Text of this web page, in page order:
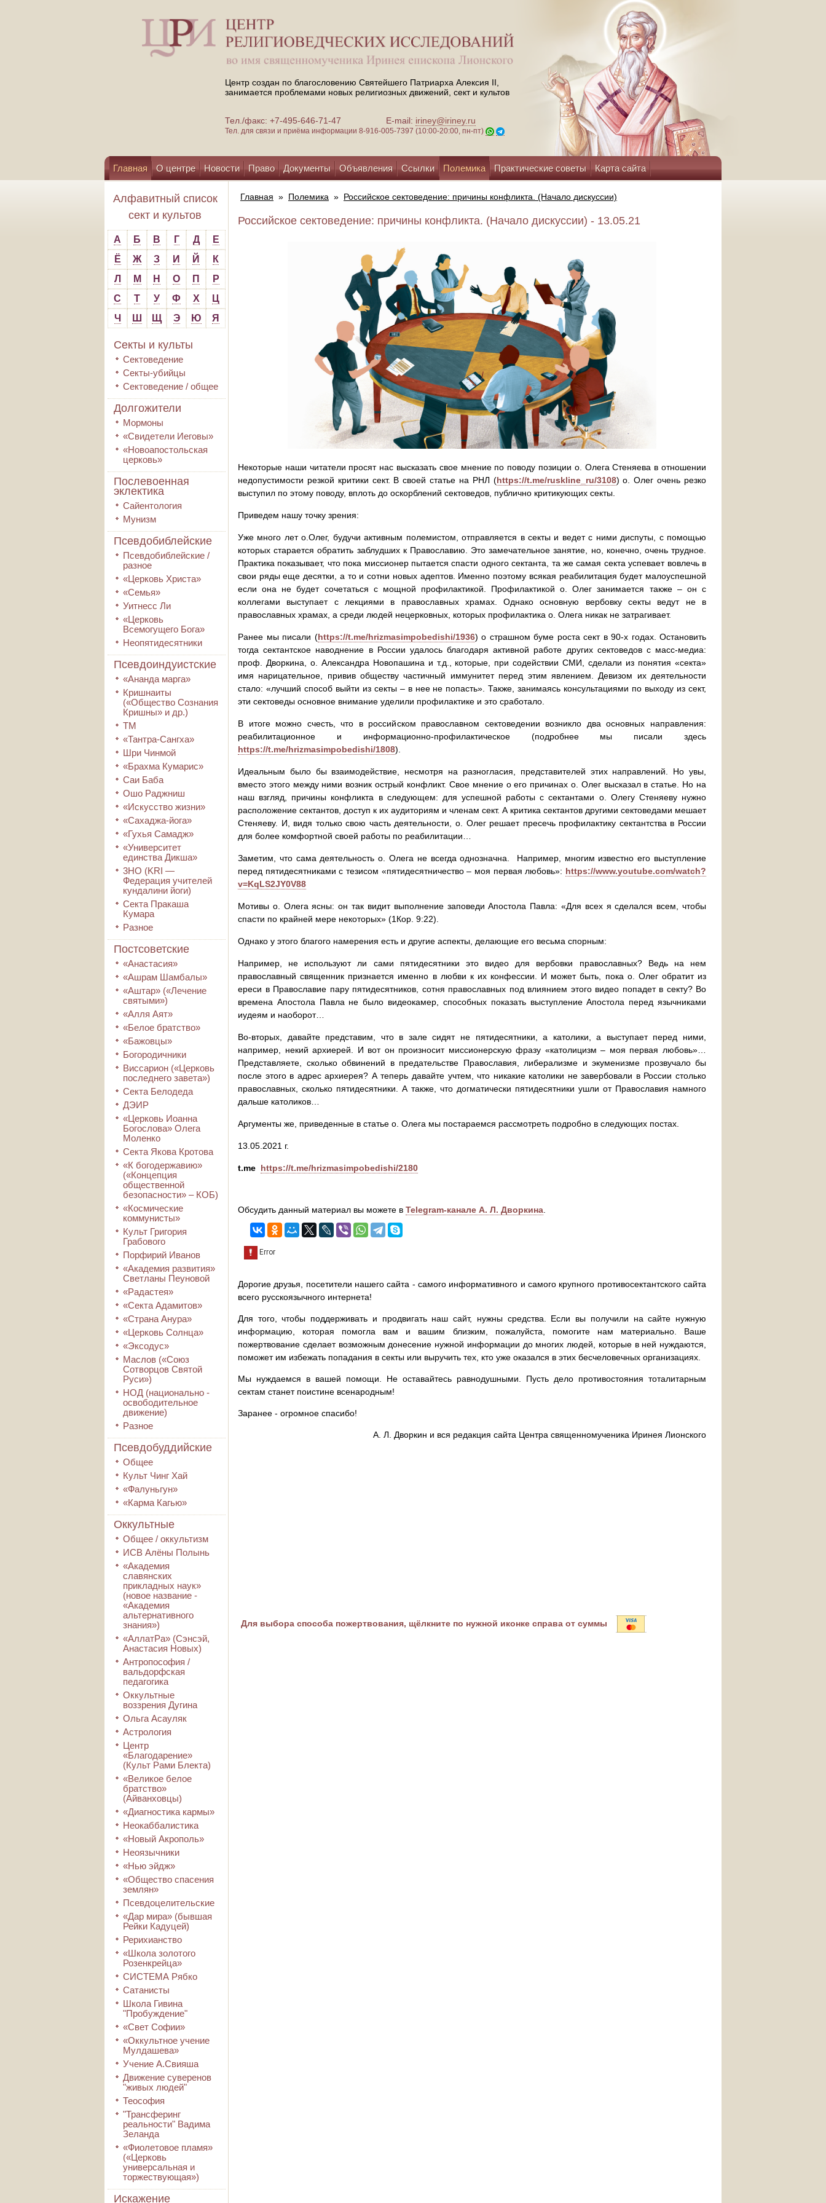
Центр создан по благословению Святейшего Патриарха Алексия II,
занимается проблемами новых религиозных движений, сект и культов
Тел./факс: +7-495-646-71-47 E-mail: iriney@iriney.ru
Тел. для связи и приёма информации 8-916-005-7397 (10:00-20:00, пн-пт)
Главная О центре Новости Право Документы Объявления Ссылки Полемика Практические советы Карта сайта
Помощь центру
Алфавитный список
сект и культов
А Б В Г Д
Е
Ё
Ж З И Й
К
Л
М Н О П
Р
С
Т У Ф Х
Ц
Ч
Ш Щ Э Ю Я
Секты и культы
Сектоведение
Секты-убийцы
Сектоведение / общее
Долгожители
Мормоны
«Свидетели Иеговы»
«Новоапостольская
церковь»
Послевоенная
эклектика
Сайентология
Мунизм
Псевдобиблейские
Псевдобиблейские /
разное
«Церковь Христа»
«Семья»
Уитнесс Ли
«Церковь
Всемогущего Бога»
Неопятидесятники
Псевдоиндуистские
«Ананда марга»
Кришнаиты
(«Общество Сознания
Кришны» и др.)
ТМ
«Тантра-Сангха»
Шри Чинмой
«Брахма Кумарис»
Саи Баба
Ошо Раджниш
«Искусство жизни»
«Сахаджа-йога»
«Гухья Самадж»
«Университет
единства Дикша»
3HO (KRI ―
Федерация учителей
кундалини йоги)
Секта Пракаша
Кумара
Разное
Постсоветские
«Анастасия»
«Ашрам Шамбалы»
«Аштар» («Лечение
святыми»)
«Алля Аят»
«Белое братство»
«Бажовцы»
Богородичники
Виссарион («Церковь
последнего завета»)
Секта Белодеда
ДЭИР
«Церковь Иоанна
Богослова» Олега
Моленко
Секта Якова Кротова
«К богодержавию»
(«Концепция
общественной
безопасности» – КОБ)
«Космические
коммунисты»
Культ Григория
Грабового
Порфирий Иванов
«Академия развития»
Светланы Пеуновой
«Радастея»
«Секта Адамитов»
«Страна Анура»
«Церковь Солнца»
«Эксодус»
Маслов («Союз
Сотворцов Святой
Руси»)
НОД (национально -
освободительное
движение)
Разное
Псевдобуддийские
Общее
Культ Чинг Хай
«Фалуньгун»
«Карма Кагью»
Оккультные
Общее / оккультизм
ИСВ Алёны Полынь
«Академия
славянских
прикладных наук»
(новое название -
«Академия
альтернативного
знания»)
«АллатРа» (Сэнсэй,
Анастасия Новых)
Антропософия /
вальдорфская
педагогика
Оккультные
воззрения Дугина
Ольга Асауляк
Астрология
Центр
«Благодарение»
(Культ Рами Блекта)
«Великое белое
братство»
(Айванховцы)
«Диагностика кармы»
Неокаббалистика
«Новый Акрополь»
Неоязычники
«Нью эйдж»
«Общество спасения
землян»
Псевдоцелительские
«Дар мира» (бывшая
Рейки Кадуцей)
Рерихианство
«Школа золотого
Розенкрейца»
СИСТЕМА Рябко
Сатанисты
Школа Гивина
"Пробуждение"
«Свет Софии»
«Оккультное учение
Мулдашева»
Учение А.Свияша
Движение суверенов
"живых людей"
Теософия
"Трансферинг
реальности" Вадима
Зеланда
«Фиолетовое пламя»
(«Церковь
универсальная и
торжествующая»)
Искажение
Главная » Полемика » Российское сектоведение: причины конфликта. (Начало дискуссии)
Российское сектоведение: причины конфликта. (Начало дискуссии) - 13.05.21
Некоторые наши читатели просят нас высказать свое мнение по поводу позиции о. Олега Стеняева в отношении
недопустимости резкой критики сект. В своей статье на РНЛ (https://t.me/ruskline_ru/3108) о. Олег очень резко
выступил по этому поводу, вплоть до оскорблений сектоведов, публично критикующих секты.
Приведем нашу точку зрения:
Уже много лет о.Олег, будучи активным полемистом, отправляется в секты и ведет с ними диспуты, с помощью
которых старается обратить заблудших к Православию. Это замечательное занятие, но, конечно, очень трудное.
Практика показывает, что пока миссионер пытается спасти одного сектанта, та же самая секта успевает вовлечь в
свои ряды еще десятки, а то и сотни новых адептов. Именно поэтому всякая реабилитация будет малоуспешной
если она не будет сочетаться с мощной профилактикой. Профилактикой о. Олег занимается также – он с
коллегами выступает с лекциями в православных храмах. Однако основную вербовку секты ведут не в
православных храмах, а среди людей нецерковных, которых профилактика о. Олега никак не затрагивает.
Ранее мы писали (https://t.me/hrizmasimpobedishi/1936) о страшном буме роста сект в 90-х годах. Остановить
тогда сектантское наводнение в России удалось благодаря активной работе других сектоведов с масс-медиа:
проф. Дворкина, о. Александра Новопашина и т.д., которые, при содействии СМИ, сделали из понятия «секта»
имя нарицательное, привив обществу частичный иммунитет перед этим явлением. Девизом их деятельности
стало: «лучший способ выйти из секты – в нее не попасть». Также, занимаясь консультациями по выходу из сект,
эти сектоведы основное внимание уделили профилактике и это сработало.
В итоге можно счесть, что в российском православном сектоведении возникло два основных направления:
реабилитационное и информационно-профилактическое (подробнее мы писали здесь
https://t.me/hrizmasimpobedishi/1808).
Идеальным было бы взаимодействие, несмотря на разногласия, представителей этих направлений. Но увы,
вместо этого между ними возник острый конфликт. Свое мнение о его причинах о. Олег высказал в статье. Но на
наш взгляд, причины конфликта в следующем: для успешной работы с сектантами о. Олегу Стеняеву нужно
расположение сектантов, доступ к их аудиториям и членам сект. А критика сектантов другими сектоведами мешает
Стеняеву. И, видя только свою часть деятельности, о. Олег решает пресечь профилактику сектантства в России
для более комфортной своей работы по реабилитации…
Заметим, что сама деятельность о. Олега не всегда однозначна. Например, многим известно его выступление
перед пятидесятниками с тезисом «пятидесятничество – моя первая любовь»: https://www.youtube.com/watch?
v=KqLS2JY0V88
Мотивы о. Олега ясны: он так видит выполнение заповеди Апостола Павла: «Для всех я сделался всем, чтобы
спасти по крайней мере некоторых» (1Кор. 9:22).
Однако у этого благого намерения есть и другие аспекты, делающие его весьма спорным:
Например, не используют ли сами пятидесятники это видео для вербовки православных? Ведь на нем
православный священник признается именно в любви к их конфессии. И может быть, пока о. Олег обратит из
ереси в Православие пару пятидесятников, сотня православных под влиянием этого видео попадет в секту? Во
времена Апостола Павла не было видеокамер, способных показать выступление Апостола перед язычниками
иудеям и наоборот…
Во-вторых, давайте представим, что в зале сидят не пятидесятники, а католики, а выступает перед ними,
например, некий архиерей. И вот он произносит миссионерскую фразу «католицизм – моя первая любовь»…
Представляете, сколько обвинений в предательстве Православия, либерализме и экуменизме прозвучало бы
после этого в адрес архиерея? А теперь давайте учтем, что никакие католики не завербовали в России столько
православных, сколько пятидесятники. А также, что догматически пятидесятники ушли от Православия намного
дальше католиков…
Аргументы же, приведенные в статье о. Олега мы постараемся рассмотреть подробно в следующих постах.
13.05.2021 г.
t.me https://t.me/hrizmasimpobedishi/2180
Обсудить данный материал вы можете в Telegram-канале А. Л. Дворкина
Дорогие друзья, посетители нашего сайта - самого информативного и самого крупного противосектантского сайта
всего русскоязычного интернета!
Для того, чтобы поддерживать и продвигать наш сайт, нужны средства. Если вы получили на сайте нужную
информацию, которая помогла вам и вашим близким, пожалуйста, помогите нам материально. Ваше
пожертвование сделает возможным донесение нужной информации до многих людей, которые в ней нуждаются,
поможет им избежать попадания в секты или выручить тех, кто уже оказался в этих бесчеловечных организациях.
Мы нуждаемся в вашей помощи. Не оставайтесь равнодушными. Пусть дело противостояния тоталитарным
сектам станет поистине всенародным!
Заранее - огромное спасибо!
А. Л. Дворкин и вся редакция сайта Центра священномученика Иринея Лионского
Для выбора способа пожертвования, щёлкните по нужной иконке справа от суммы